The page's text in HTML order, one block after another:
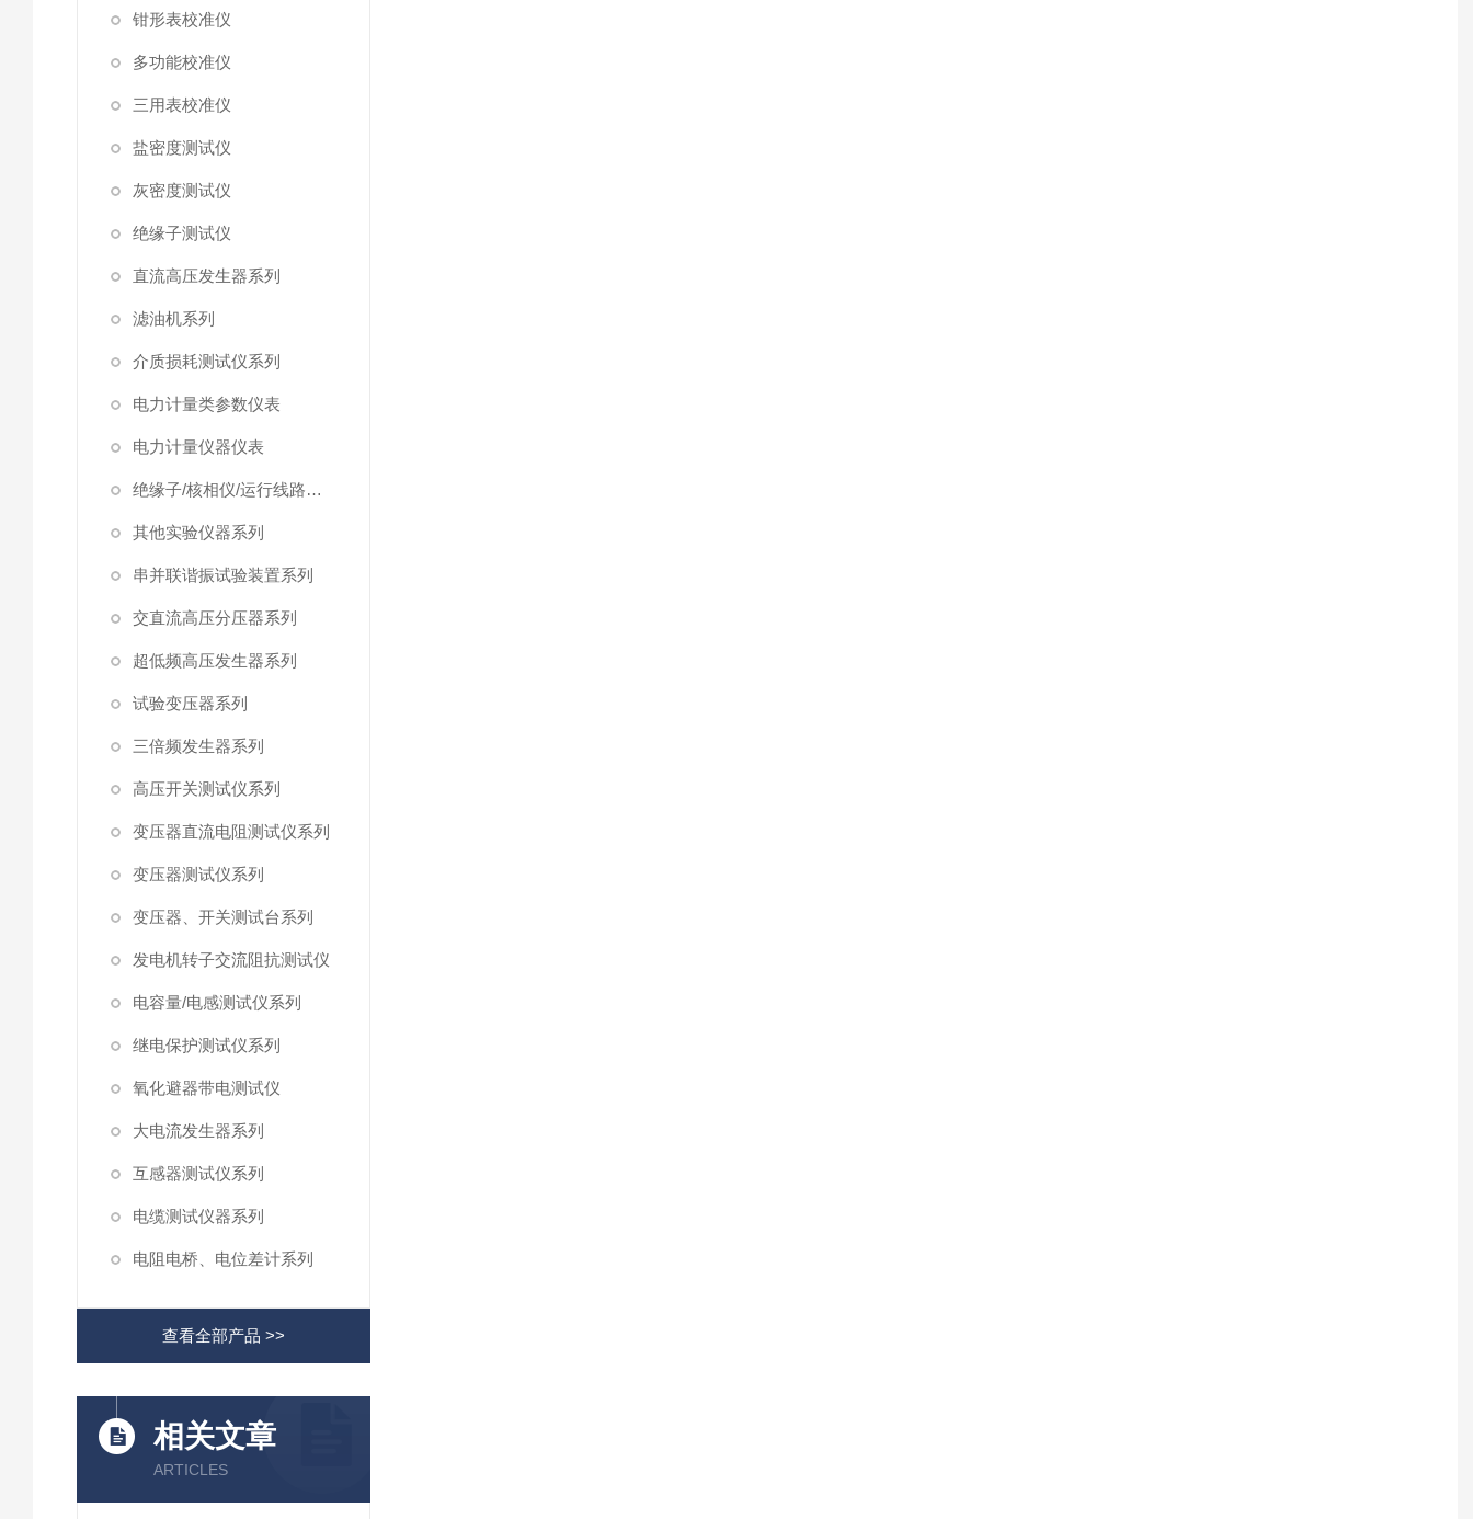
钳形表校准仪
多功能校准仪
三用表校准仪
盐密度测试仪
灰密度测试仪
绝缘子测试仪
直流高压发生器系列
滤油机系列
介质损耗测试仪系列
电力计量类参数仪表
电力计量仪器仪表
绝缘子/核相仪/运行线路试验仪器
其他实验仪器系列
串并联谐振试验装置系列
交直流高压分压器系列
超低频高压发生器系列
试验变压器系列
三倍频发生器系列
高压开关测试仪系列
变压器直流电阻测试仪系列
变压器测试仪系列
变压器、开关测试台系列
发电机转子交流阻抗测试仪
电容量/电感测试仪系列
继电保护测试仪系列
氧化避器带电测试仪
大电流发生器系列
互感器测试仪系列
电缆测试仪器系列
电阻电桥、电位差计系列
查看全部产品 >>
相关文章
ARTICLES